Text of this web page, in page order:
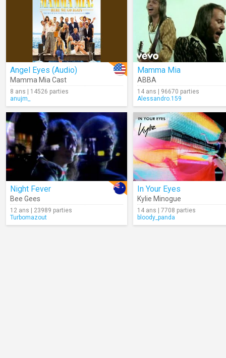
Angel Eyes (Audio)
Mamma Mia Cast
8 ans | 14526 parties
anujm_
Mamma Mia
ABBA
14 ans | 96670 parties
Alessandro.159
Night Fever
Bee Gees
12 ans | 23989 parties
Turbomazout
In Your Eyes
Kylie Minogue
14 ans | 7708 parties
bloody_panda